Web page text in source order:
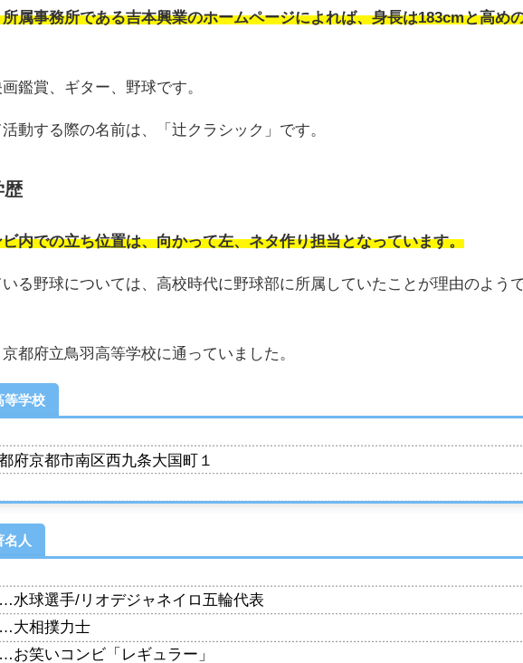
属事務所である吉本興業のホームページによれば、身長は183cmと高め
鑑賞、ギター、野球です。
動する際の名前は、「辻クラシック」です。
歴
内での立ち位置は、向かって左、ネタ作り担当となっています。
る野球については、高校時代に野球部に所属していたことが理由のよう
都府立鳥羽高等学校に通っていました。
等学校
府京都市南区西九条大国町１
人
…水球選手/リオデジャネイロ五輪代表
…大相撲力士
お笑いコンビ「レギュラー」